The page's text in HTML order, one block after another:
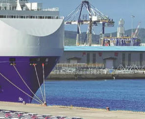
Español
Português
عربي
kiswahili